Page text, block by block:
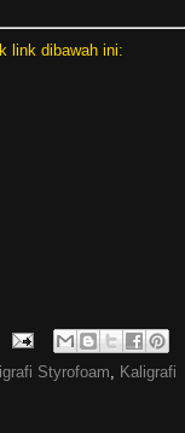
link dibawah ini:
Styrofoam, Kaligrafi